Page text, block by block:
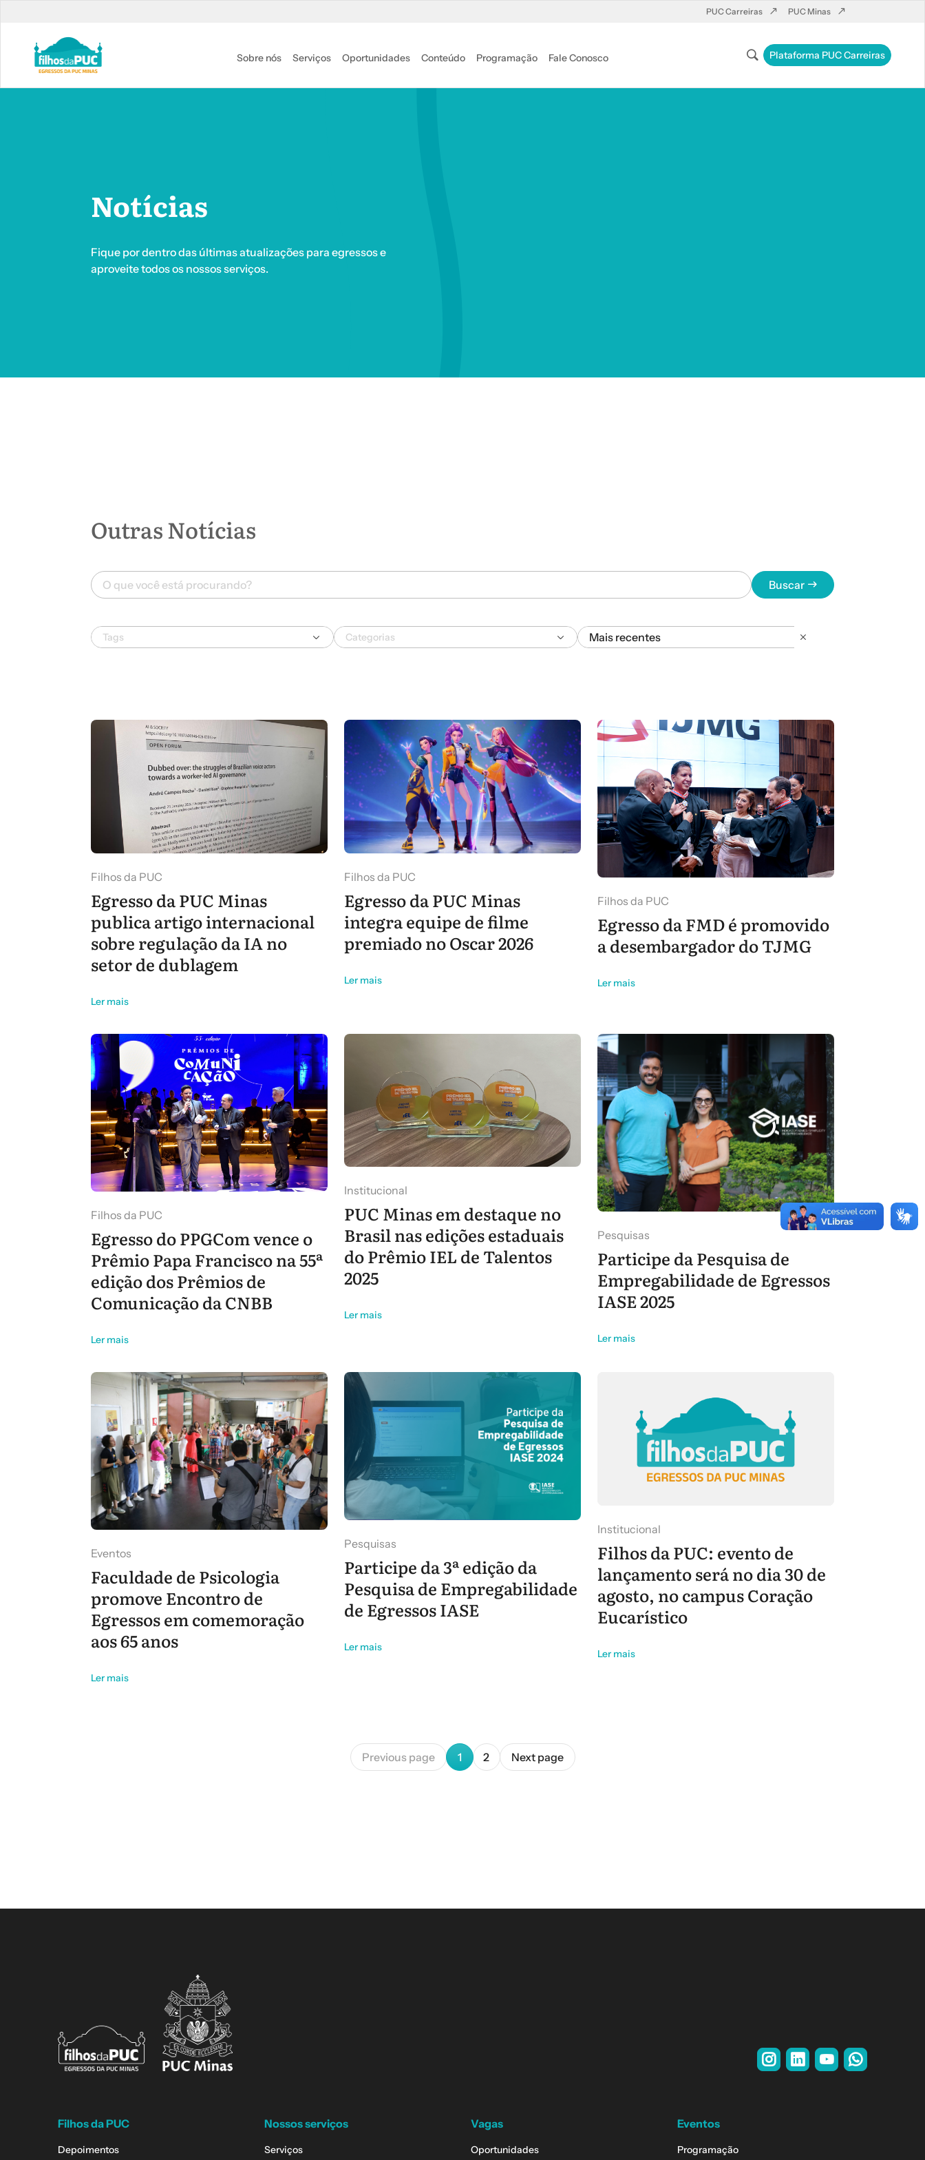
PUC Carreiras PUC Minas
Sobre nós Serviços Oportunidades Conteúdo Programação Fale Conosco Plataforma PUC Carreiras
Notícias
Fique por dentro das últimas atualizações para egressos e
aproveite todos os nossos serviços.
Outras Notícias
Buscar
Ordenar por
Mais recentes
Filhos da PUC
Egresso da PUC Minas
publica artigo internacional
sobre regulação da IA no
setor de dublagem
Ler mais
Filhos da PUC
Egresso da PUC Minas
integra equipe de filme
premiado no Oscar 2026
Ler mais
Filhos da PUC
Egresso da FMD é promovido
a desembargador do TJMG
Ler mais
Filhos da PUC
Egresso do PPGCom vence o
Prêmio Papa Francisco na 55ª
edição dos Prêmios de
Comunicação da CNBB
Ler mais
Institucional
PUC Minas em destaque no
Brasil nas edições estaduais
do Prêmio IEL de Talentos
2025
Ler mais
Pesquisas
Participe da Pesquisa de
Empregabilidade de Egressos
IASE 2025
Ler mais
Eventos
Faculdade de Psicologia
promove Encontro de
Egressos em comemoração
aos 65 anos
Ler mais
Pesquisas
Participe da 3ª edição da
Pesquisa de Empregabilidade
de Egressos IASE
Ler mais
Institucional
Filhos da PUC: evento de
lançamento será no dia 30 de
agosto, no campus Coração
Eucarístico
Ler mais
Previous page Current page
1 Page
2 Next page
Filhos da PUC
Depoimentos
Nossos serviços
Serviços
Vagas
Oportunidades
Eventos
Programação